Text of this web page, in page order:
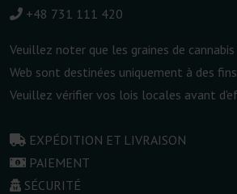
+48 731 111 420
Veuillez noter que les graines de
Web sont destinées uniquement à des
Veuillez vérifier vos lois locales avant
EXPÉDITION ET LIVRAISON
PAIEMENT
SÉCURITÉ